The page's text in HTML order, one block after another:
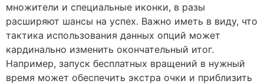
множители и специальные иконки, в разы
расширяют шансы на успех. Важно иметь в виду, что
тактика использования данных опций может
кардинально изменить окончательный итог.
Например, запуск бесплатных вращений в нужный
время может обеспечить экстра очки и приблизить